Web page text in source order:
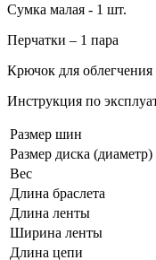
Сумка малая - 1 шт.
Перчатки – 1 пара
Крючок для облегчения
Инструкция по
Размер шин
Размер диска (диаметр)
Вес
Длина браслета
Длина ленты
Ширина ленты
Длина цепи